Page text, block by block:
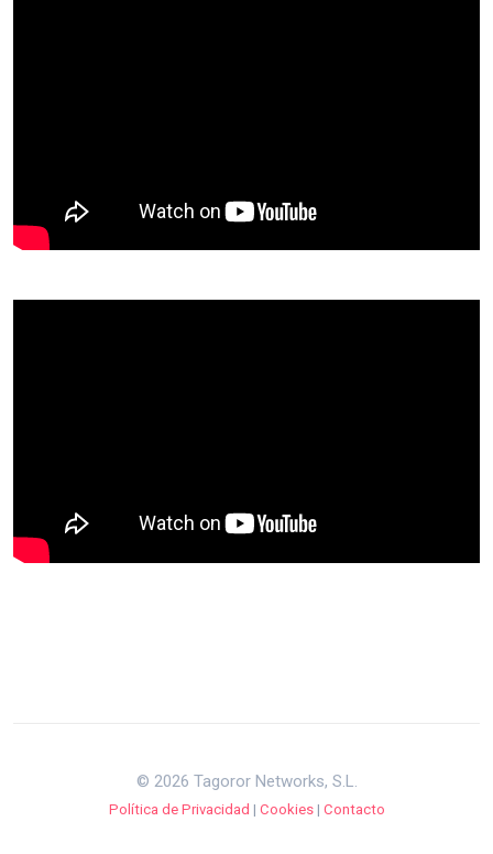
© 2026 Tagoror Networks, S.L.
Política de Privacidad | Cookies| Contacto